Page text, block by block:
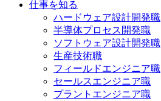
仕事を知る
ハードウェア設計開発職​
半導体プロセス開発職​
ソフトウェア設計開発職​
生産技術職​
フィールドエンジニア職​
セールスエンジニア職​
プラントエンジニア職​